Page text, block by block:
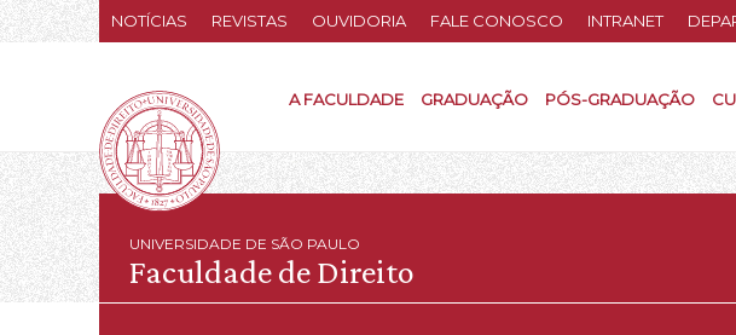
NOTÍCIAS REVISTAS OUVIDORIA FALE CONOSCO INTRANET
A FACULDADE GRADUAÇÃO PÓS-GRADUAÇÃO
UNIVERSIDADE DE SÃO PAULO
Faculdade de Direito